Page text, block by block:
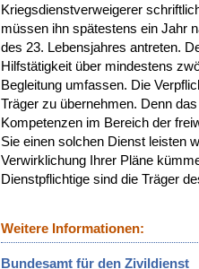
Kriegsdienstverweigerer
müssen ihn spätestens ein Jahr
des 23. Lebensjahres antreten.
Hilfstätigkeit über mindestens
Begleitung umfassen. Die
Träger zu übernehmen. Denn
Kompetenzen im Bereich der
Sie einen solchen Dienst leisten
Verwirklichung Ihrer Pläne
Dienstpflichtige sind die Träger
Weitere Informationen:
Bundesamt für den Zivildienst